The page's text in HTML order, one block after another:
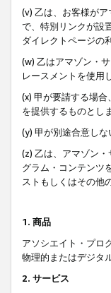
(v) 乙は、お客様が
で、特別リンクが設
ダイレクトページの
(w) 乙はアマゾン・
レースメントを使用
(x) 甲が要請する場
を提供するものとし
(y) 甲が別途合意し
(z) 乙は、アマゾン
グラム・コンテンツ
ストもしくはその他
1. 商品
アソシエイト・プロ
物理的またはデジタ
2. サービス